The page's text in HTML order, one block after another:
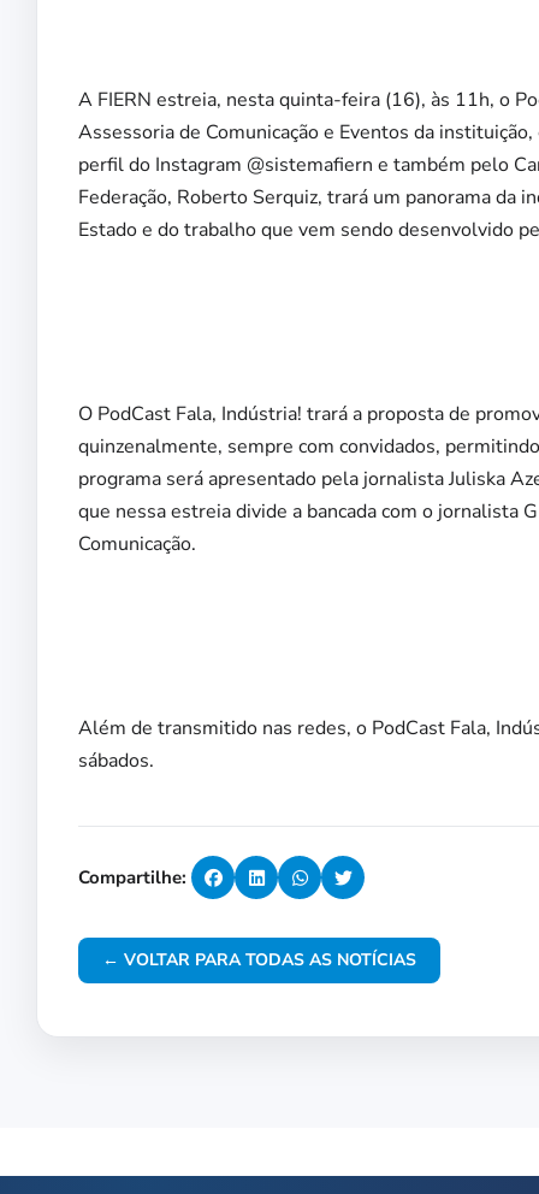
A FIERN estreia, nesta quinta-feira (16), às 11h, o
Assessoria de Comunicação e Eventos da
perfil do Instagram @sistemafiern e também pelo
Federação, Roberto Serquiz, trará um panorama da
Estado e do trabalho que vem sendo desenvolvido
O PodCast Fala, Indústria! trará a proposta de
quinzenalmente, sempre com convidados,
programa será apresentado pela jornalista Juliska
que nessa estreia divide a bancada com o jornalista
Comunicação.
Além de transmitido nas redes, o PodCast Fala,
sábados.
Compartilhe:
← VOLTAR PARA TODAS AS NOTÍCIAS